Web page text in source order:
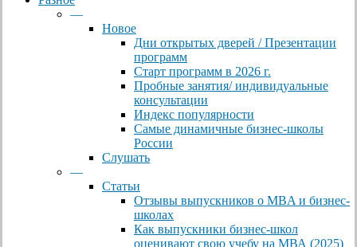
—
Новое
Дни открытых дверей / Презентации
программ
Старт программ в 2026 г.
Пробные занятия/ индивидуальные
консультации
Индекс популярности
Самые динамичные бизнес-школы
России
Слушать
—
Статьи
Отзывы выпускников о MBA и бизнес-
школах
Как выпускники бизнес-школ
оценивают свою учебу на МВА (2025)